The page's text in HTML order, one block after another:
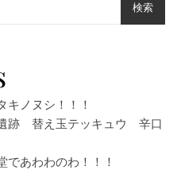
検索
ノヌシ！！！
跡 替え玉テッキュウ 辛口
あわわのわ！！！